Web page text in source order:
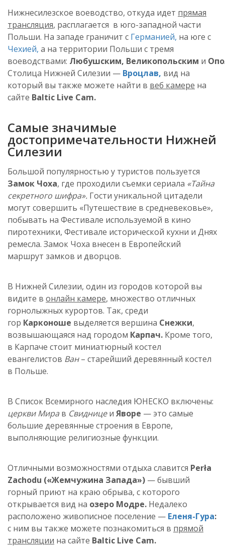
Нижнесилезское воеводство, откуда идет прямая
трансляция, расплагается в юго-западной части
Польши. На западе граничит с Германией, на юге с
Чехией, а на территории Польши с тремя
воеводствами: Любушским, Великопольским и
Столица Нижней Силезии — Вроцлав, вид на
который вы также можете найти в веб камере на
сайте Baltic Live Cam.
Самые значимые
достопримечательности Нижней
Силезии
Большой популярностью у туристов пользуется
Замок Чоха, где проходили съемки сериала «Тайна
секретного шифра». Гости уникальной цитадели
могут совершить «Путешествие в средневековье»,
побывать на Фестивале используемой в кино
пиротехники, Фестивале исторической кухни и Днях
ремесла. Замок Чоха внесен в Европейский
маршрут замков и дворцов.
В Нижней Силезии, один из городов которой вы
видите в онлайн камере, множество отличных
горнолыжных курортов. Так, среди
гор Карконоше выделяется вершина Снежки,
возвышающаяся над городом Карпач. Кроме того,
в Карпаче стоит миниатюрный костел
евангелистов Ван– старейший деревянный костел
в Польше.
В Список Всемирного наследия ЮНЕСКО включены:
церкви Мира в Свиднице и Яворе — это самые
большие деревянные строения в Европе,
выполняющие религиозные функции.
Отличными возможностями отдыха славится Perła
Zachodu («Жемчужина Запада») — бывший
горный приют на краю обрыва, с которого
открывается вид на озеро Модре. Недалеко
расположено живописное поселение — Еленя-Гура:
с ним вы также можете познакомиться в прямой
трансляции на сайте Baltic Live Cam.